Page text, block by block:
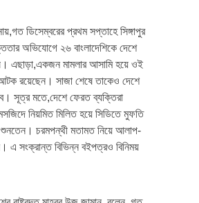
ডিসেম্বরের প্রথম সপ্তাহে সিঙ্গাপুর
অভিযোগে ২৬ বাংলাদেশিকে দেশে
এছাড়া,একজন মামলার আসামি হয়ে ওই
আটক রয়েছেন। সাজা শেষে তাকেও দেশে
সূত্র মতে,দেশে ফেরত ব্যক্তিরা
নিয়মিত মিলিত হয়ে সিডিতে মুফতি
শুনতেন। চরমপন্থী মতামত নিয়ে আলাপ-
এ সংক্রান্ত বিভিন্ন বইপত্রও বিনিময়